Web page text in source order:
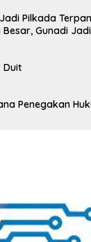
Pilkada
Besar, Gunadi
Duit
Penegakan